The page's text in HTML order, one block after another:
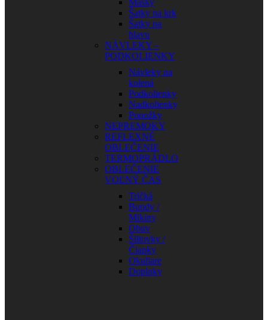
Masky
Šatky na krk
Šatky na
hlavu
NÁVLEKY –
PODKOLIENKY
Návleky na
kolená
Podkolienky
Nadkolienky
Ponožky
NEPREMOKY
REFLEXNÉ
OBLEČENIE
TERMOPRÁDLO
OBLEČENIE
VOĽNÝ ČAS
Tričká
Bundy /
Mikiny
Obuv
Šiltovky /
Čiapky
Okuliare
Doplnky